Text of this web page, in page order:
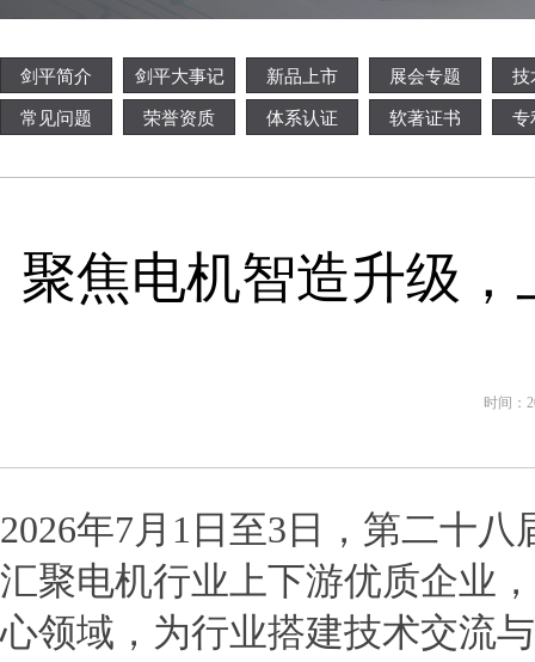
剑平简介 剑平大事记 新品上市 展会专题 技
常见问题 荣誉资质 体系认证 软著证书 专
聚焦电机智造升级
时间：
2026年7月 1 日至3 日，第二十
汇聚电机行业上下游优质企业
心领域，为行业搭建技术交流